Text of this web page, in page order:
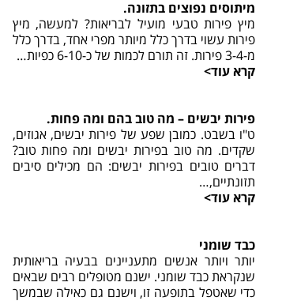
מיתוסים נפוצים בתזונה.
מיץ פירות טבעי מועיל לבריאות? למעשה, מיץ
פירות עשוי בדרך כלל מיותר מפרי אחד, בדרך כלל
מ-3-4 פירות. זה תורם לכמות של כ-6-10 כפיות…
קרא עוד>
פירות יבשים – מה טוב בהם ומה פחות.
ט"ו בשבט. כמובן שפע של פירות יבשים, אגוזים,
שקדים. מה טוב בפירות יבשים ומה פחות טוב?
דברים טובים בפירות יבשים: הם מכילים סיבים
תזונתיים,…
קרא עוד>
כבד שומני
יותר ויותר אנשים מתעניינים בבעיה בריאותית
שנקראת כבד שומני. ישנם מטופלים רבים שבאים
כדי שאטפל בתופעה זו, וישנם גם כאילה שבמשך